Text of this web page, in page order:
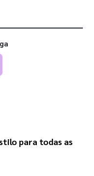
para todas as